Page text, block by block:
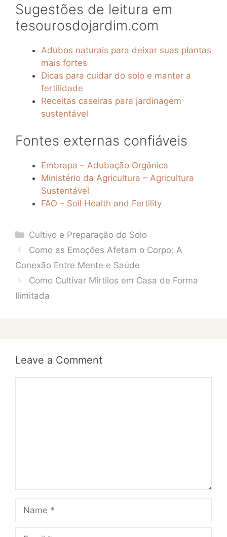
Sugestões de leitura em
tesourosdojardim.com
Adubos naturais para deixar suas plantas
mais fortes
Dicas para cuidar do solo e manter a
fertilidade
Receitas caseiras para jardinagem
sustentável
Fontes externas confiáveis
Embrapa – Adubação Orgânica
Ministério da Agricultura – Agricultura
Sustentável
FAO – Soil Health and Fertility
Categories
Cultivo e Preparação do Solo
Como as Emoções Afetam o Corpo: A
Conexão Entre Mente e Saúde
Como Cultivar Mirtilos em Casa de Forma
Ilimitada
Leave a Comment
Name
Email